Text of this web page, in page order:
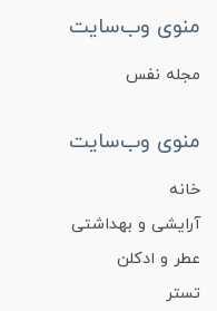
منوی وب‌سایت
مجله نفس
منوی وب‌سایت
خانه
آرایشی و بهداشتی
عطر و ادکلن
تستر